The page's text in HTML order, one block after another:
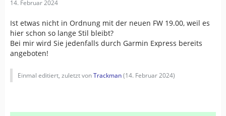
14. Februar 2024
Ist etwas nicht in Ordnung mit der neuen FW 19.00, weil es
hier schon so lange Stil bleibt?
Bei mir wird Sie jedenfalls durch Garmin Express bereits
angeboten!
Einmal editiert, zuletzt vonTrackman(14. Februar 2024)